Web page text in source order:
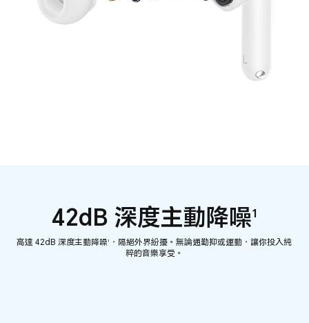
42dB 深度主動降噪1
高達 42dB 深度主動降噪1
，隔絕外界紛擾。無論通勤抑或運動，讓你投入純
粹的音樂享受。